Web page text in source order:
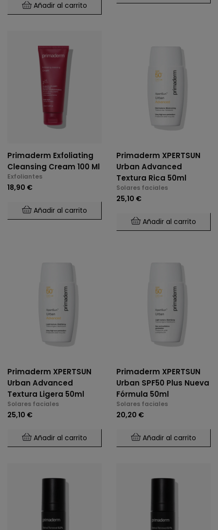
Añadir al carrito
Primaderm Exfoliating
Cleansing Cream 100 Ml
Exfoliantes
18,90 €
Añadir al carrito
Primaderm XPERTSUN
Urban Advanced
Textura Rica 50ml
Solares faciales
25,10 €
Añadir al carrito
Primaderm XPERTSUN
Urban Advanced
Textura Ligera 50ml
Solares faciales
25,10 €
Añadir al carrito
Primaderm XPERTSUN
Urban SPF50 Plus Nueva
Fórmula 50ml
Solares faciales
20,20 €
Añadir al carrito